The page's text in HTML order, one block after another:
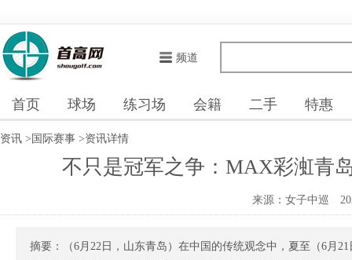
频道
首页 球场 练习场 会籍 二手 特惠
资讯 > 国际赛事 >资讯详情
不只是冠军之争：MAX彩渱青
来源：女子中巡
摘要：（6月22日，山东青岛）在中国的传统观念中，夏至（6月